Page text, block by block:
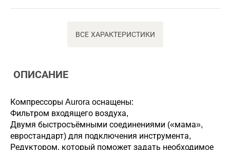
ВСЕ ХАРАКТЕРИСТИКИ
ОПИСАНИЕ
Компрессоры Aurora оснащены:
Фильтром входящего воздуха,
Двумя быстросъёмными соединениями («мама»,
евростандарт) для подключения инструмента,
Редуктором, который поможет задать необходимое